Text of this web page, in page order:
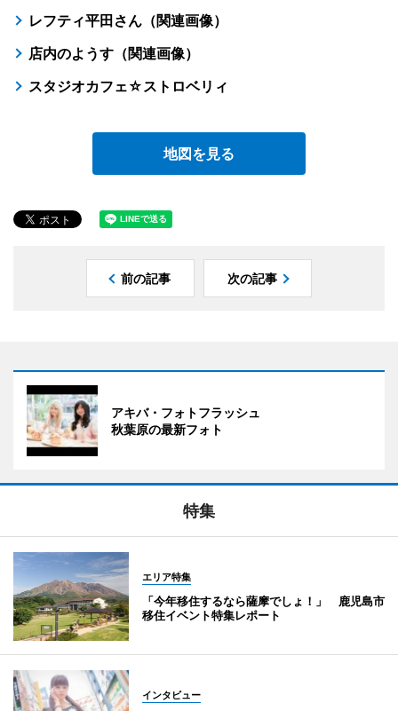
レフティ平田さん（関連画像）
店内のようす（関連画像）
スタジオカフェ☆ストロベリィ
地図を見る
前の記事 次の記事
アキバ・フォトフラッシュ
秋葉原の最新フォト
特集
エリア特集
「今年移住するなら薩摩でしょ！」 鹿児島市
移住イベント特集レポート
インタビュー